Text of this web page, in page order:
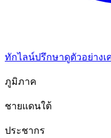
ทักไลน์ปรึกษาดูตัวอย่าง
ภูมิภาค
ชายแดนใต้
ประชากร